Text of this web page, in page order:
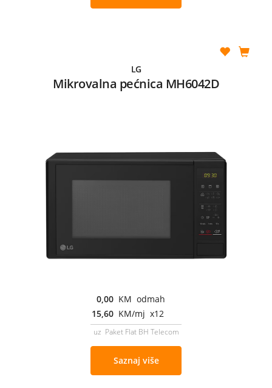
LG
Mikrovalna pećnica MH6042D
0,00 KM odmah
15,60 KM/mj x12
uz Paket Flat BH Telecom
Saznaj više